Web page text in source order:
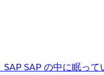
SAPSAP の中に眠っ